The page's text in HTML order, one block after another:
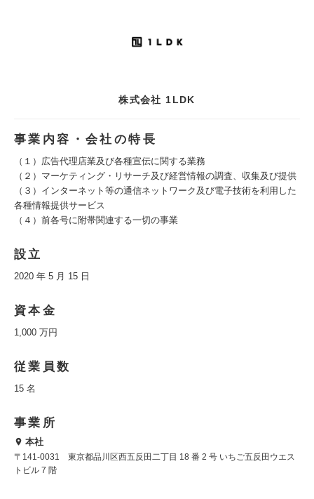
株式会社 1LDK
事業内容・会社の特長
（１）広告代理店業及び各種宣伝に関する業務
（２）マーケティング・リサーチ及び経営情報の調査、収集及び提供
（３）インターネット等の通信ネットワーク及び電子技術を利用した
各種情報提供サービス
（４）前各号に附帯関連する一切の事業
設立
2020 年 5 月 15 日
資本金
1,000 万円
従業員数
15 名
事業所
本社
〒141-0031 東京都品川区西五反田二丁目 18 番 2 号 いちご五反田ウエス
トビル 7 階